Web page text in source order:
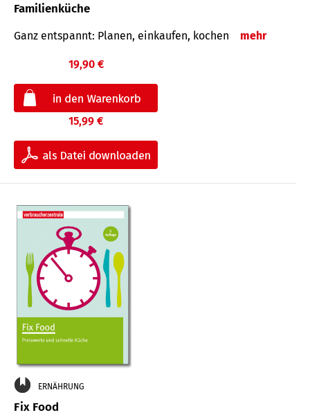
Familienküche
Ganz entspannt: Planen, einkaufen, kochen mehr
19,90 €
15,99 €
ERNÄHRUNG
Fix Food